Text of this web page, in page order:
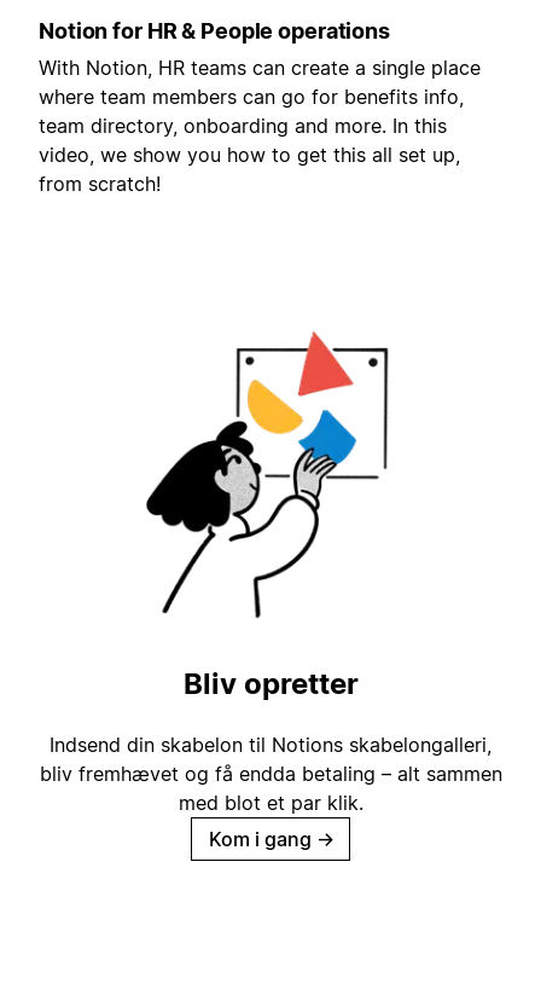
Notion for HR & People operations
With Notion, HR teams can create a single place
where team members can go for benefits info,
team directory, onboarding and more. In this
video, we show you how to get this all set up,
from scratch!
Bliv opretter
Indsend din skabelon til Notions skabelongalleri,
bliv fremhævet og få endda betaling – alt sammen
med blot et par klik.
Kom i gang →